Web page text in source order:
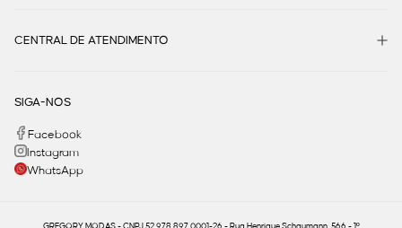
CENTRAL DE ATENDIMENTO
SIGA-NOS
Facebook
Instagram
WhatsApp
GREGORY MODAS - CNPJ 52.978.897.0001-26 - Rua Henrique Schaumann, 566 - 1º